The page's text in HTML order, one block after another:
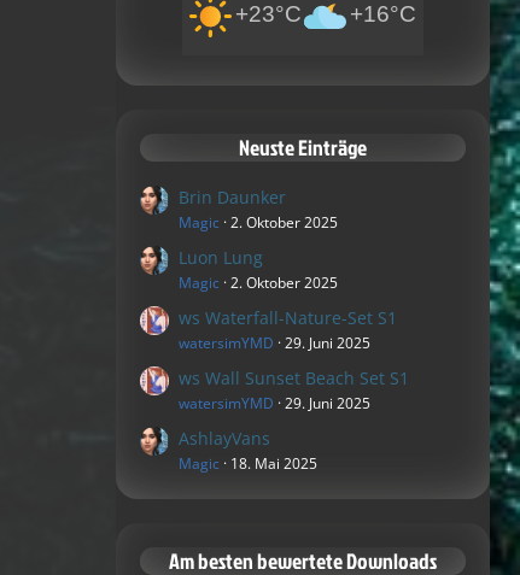
+23°C +16°C
Neuste Einträge
Brin Daunker
Magic 2. Oktober 2025
Luon Lung
Magic 2. Oktober 2025
ws Waterfall-Nature-Set S1
watersimYMD 29. Juni 2025
ws Wall Sunset Beach Set S1
watersimYMD 29. Juni 2025
AshlayVans
Magic 18. Mai 2025
Am besten bewertete Downloads